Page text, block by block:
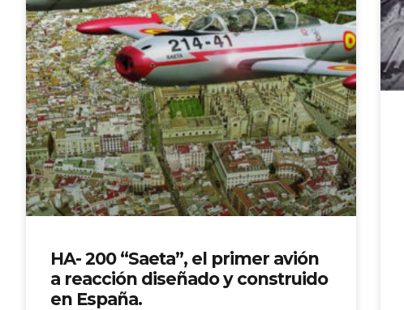
HA- 200 “Saeta”, el primer avión
a reacción diseñado y construido
en España.